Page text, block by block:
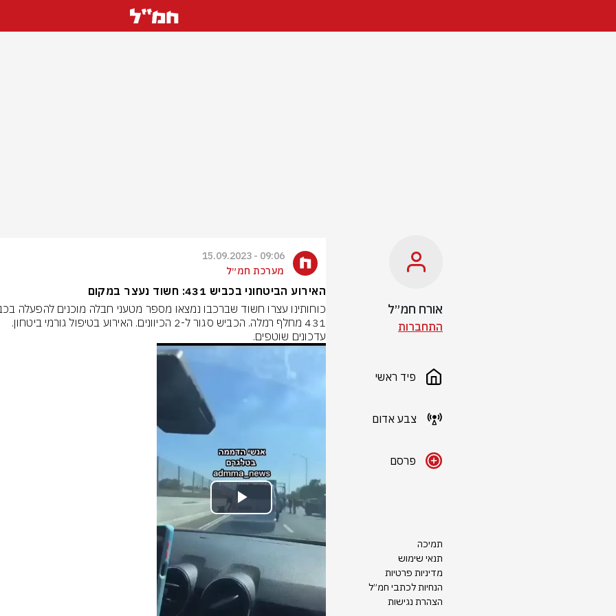
אורח חמ״ל
התחברות
פיד ראשי
צבע אדום
פרסם
תמיכה
תנאי שימוש
מדיניות פרטיות
הנחיות לכתבי חמ״ל
הצהרת נגישות
09:06 - 15.09.2023
מערכת חמ״ל
האירוע הביטחוני בכביש 431: חשוד נעצר במקום
עדכונים שוטפים.
Play
Video